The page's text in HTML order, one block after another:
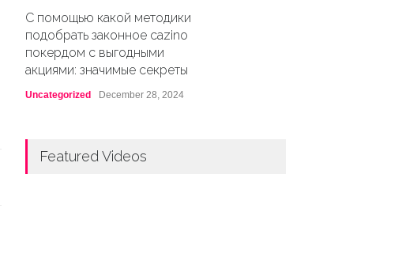
С помощью какой методики
подобрать законное cazino
покердом с выгодными
акциями: значимые секреты
Uncategorized December 28, 2024
Featured Videos